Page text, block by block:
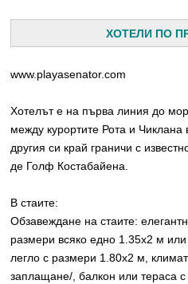
ХОТЕЛИ ПО
www.playasenator.com
Хотелът е на първа линия до
между курортите Рота и Чиклана
другия си край граничи с
де Голф Костабайена.
В стаите:
Обзавеждане на стаите:
размери всяко едно 1.35х2 м
легло с размери 1.80х2 м,
заплащане/, балкон или тераса